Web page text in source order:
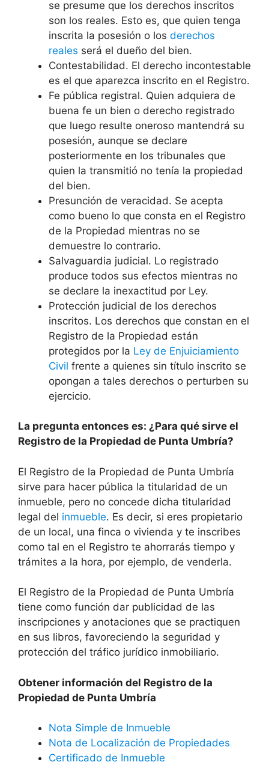
se presume que los derechos inscritos
son los reales. Esto es, que quien tenga
inscrita la posesión o los derechos
reales será el dueño del bien.
Contestabilidad. El derecho incontestable
es el que aparezca inscrito en el Registro.
Fe pública registral. Quien adquiera de
buena fe un bien o derecho registrado
que luego resulte oneroso mantendrá su
posesión, aunque se declare
posteriormente en los tribunales que
quien la transmitió no tenía la propiedad
del bien.
Presunción de veracidad. Se acepta
como bueno lo que consta en el Registro
de la Propiedad mientras no se
demuestre lo contrario.
Salvaguardia judicial. Lo registrado
produce todos sus efectos mientras no
se declare la inexactitud por Ley.
Protección judicial de los derechos
inscritos. Los derechos que constan en el
Registro de la Propiedad están
protegidos por la Ley de Enjuiciamiento
Civil frente a quienes sin título inscrito se
opongan a tales derechos o perturben su
ejercicio.
La pregunta entonces es: ¿Para qué sirve el
Registro de la Propiedad de Punta Umbría?
El Registro de la Propiedad de Punta Umbría
sirve para hacer pública la titularidad de un
inmueble, pero no concede dicha titularidad
legal del inmueble. Es decir, si eres propietario
de un local, una finca o vivienda y te inscribes
como tal en el Registro te ahorrarás tiempo y
trámites a la hora, por ejemplo, de venderla.
El Registro de la Propiedad de Punta Umbría
tiene como función dar publicidad de las
inscripciones y anotaciones que se practiquen
en sus libros, favoreciendo la seguridad y
protección del tráfico jurídico inmobiliario.
Obtener información del Registro de la
Propiedad de Punta Umbría
Nota Simple de Inmueble
Nota de Localización de Propiedades
Certificado de Inmueble